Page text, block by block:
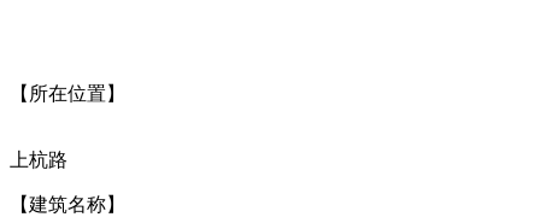
【所在位置】
上杭路
【建筑名称】